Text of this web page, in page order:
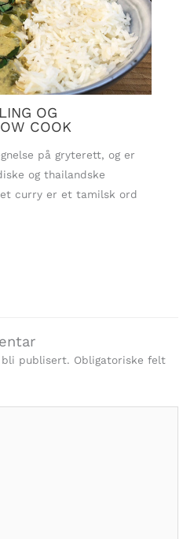
OG
COOK
på gryterett, og er
og thailandske
curry er et tamilsk ord
publisert. Obligatoriske felt